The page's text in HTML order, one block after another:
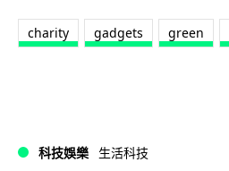
charity gadgets green
科技娛樂 生活科技